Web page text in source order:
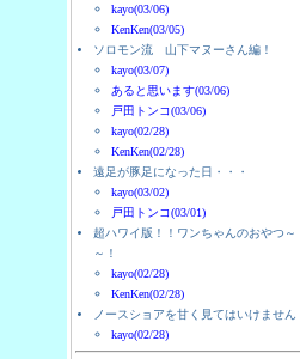
kayo(03/06)
KenKen(03/05)
ソロモン流 山下マヌーさん編！
kayo(03/07)
あると思います(03/06)
戸田トンコ(03/06)
kayo(02/28)
KenKen(02/28)
遠足が豚足になった日・・・
kayo(03/02)
戸田トンコ(03/01)
超ハワイ版！！ワンちゃんのおやつ～
～！
kayo(02/28)
KenKen(02/28)
ノースショアを甘く見てはいけません
kayo(02/28)